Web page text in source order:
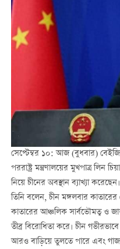
সেপ্টেম্বর ১০: আজ (বুধবার)
পররাষ্ট্র মন্ত্রণালয়ের মুখপাত্র লিন
নিয়ে চীনের অবস্থান ব্যাখ্যা করেছেন।
তিনি বলেন, চীন মঙ্গলবার কাতারের
কাতারের আঞ্চলিক সার্বভৌমত্ব ও
তীব্র বিরোধিতা করে। চীন
আরও বাড়িয়ে তুলতে পারে এবং